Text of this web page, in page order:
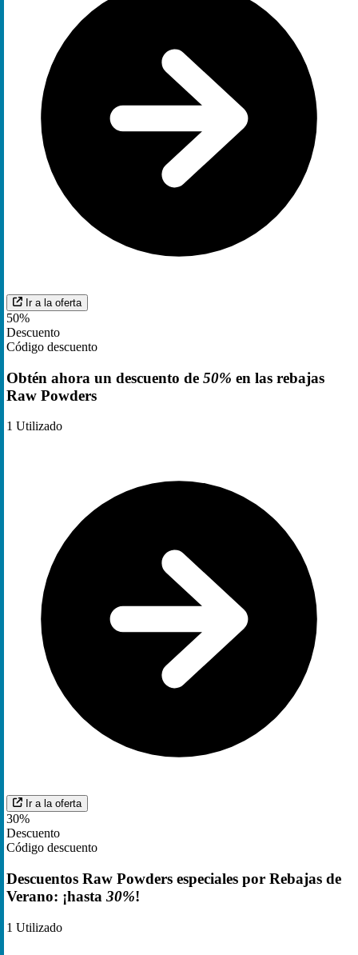
Ir a la oferta
50%
Descuento
Código descuento
Obtén ahora un descuento de 50% en las rebajas
Raw Powders
1 Utilizado
Ir a la oferta
30%
Descuento
Código descuento
Descuentos Raw Powders especiales por Rebajas de
Verano: ¡hasta 30%!
1 Utilizado